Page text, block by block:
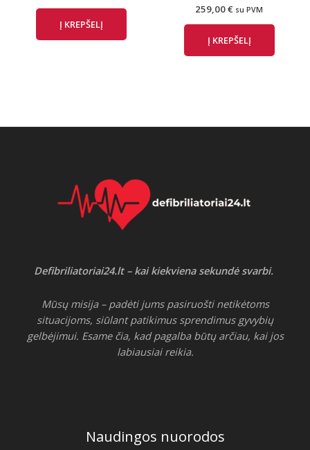
Į KREPŠELĮ
259,00€ su PVM
Į KREPŠELĮ
Defibriliatoriai24.lt – kai kiekviena sekundė svarbi.
Mūsų misija – padėti jums pasiruošti netikėtoms
situacijoms, siūlant patikimus sprendimus gyvybių
gelbėjimui. Esame čia, kad pagalba būtų arčiau, kai jos
labiausiai reikia.
Naudingos nuorodos